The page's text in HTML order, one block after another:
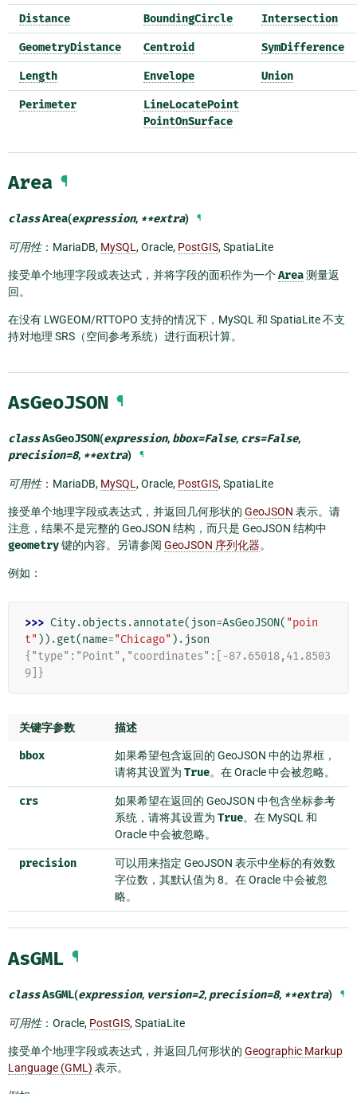
Distance BoundingCircle Intersection
GeometryDistance Centroid SymDifference
Length Envelope Union
Perimeter
LineLocatePoint
PointOnSurface
Area ¶
classArea(expression, **extra) ¶
可用性：MariaDB, MySQL , Oracle, PostGIS, SpatiaLite
接受单个地理字段或表达式，并将字段的面积作为一个Area测量返
回。
在没有 LWGEOM/RTTOPO 支持的情况下，MySQL 和 SpatiaLite 不支
持对地理 SRS（空间参考系统）进行面积计算。
AsGeoJSON ¶
classAsGeoJSON(expression, bbox=False, crs=False,
precision=8, **extra) ¶
可用性：MariaDB, MySQL, Oracle, PostGIS, SpatiaLite
接受单个地理字段或表达式，并返回几何形状的 GeoJSON 表示。请
注意，结果不是完整的 GeoJSON 结构，而只是 GeoJSON 结构中
geometry键的内容。另请参阅 GeoJSON 序列化器。
例如：
>>> City.objects .annotate( json=AsGeoJSON( "poin
t" )) .get(name="Chicago" ) . json
{"type":"Point","coordinates":[-87.65018,41.8503
9]}
关键字参数 描述
bbox
如果希望包含返回的 GeoJSON 中的边界框，
请将其设置为 True。在 Oracle 中会被忽略。
crs
如果希望在返回的 GeoJSON 中包含坐标参考
系统，请将其设置为 True。在 MySQL 和
Oracle 中会被忽略。
precision
可以用来指定 GeoJSON 表示中坐标的有效数
字位数，其默认值为 8。在 Oracle 中会被忽
略。
AsGML ¶
classAsGML(expression, version=2, precision=8, **extra) ¶
可用性：Oracle, PostGIS, SpatiaLite
接受单个地理字段或表达式，并返回几何形状的 Geographic Markup
Language (GML) 表示。